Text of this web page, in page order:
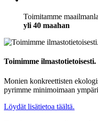
Toimitamme
yli 40 maahan
Toimimme ilmastotietoisesti.
Monien konkreettisten
pyrimme minimoimaan
Löydät lisätietoa täältä.